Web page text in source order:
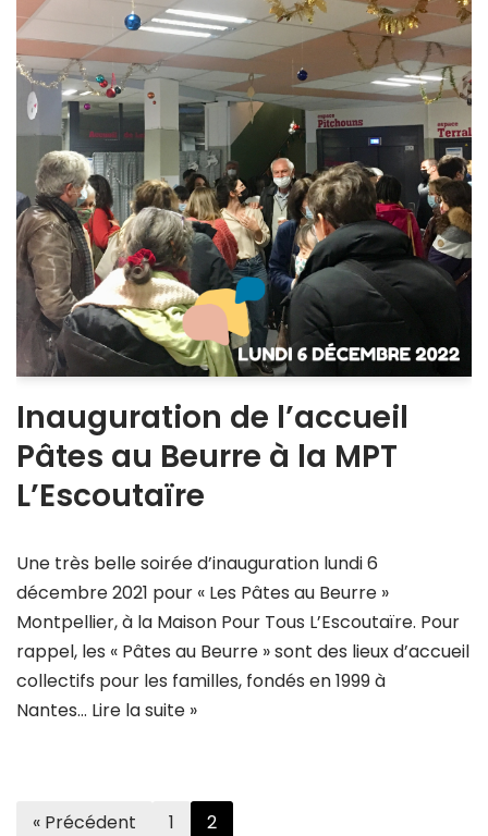
Inauguration de l’accueil
Pâtes au Beurre à la MPT
L’Escoutaïre
Une très belle soirée d’inauguration lundi 6
décembre 2021 pour « Les Pâtes au Beurre »
Montpellier, à la Maison Pour Tous L’Escoutaïre. Pour
rappel, les « Pâtes au Beurre » sont des lieux d’accueil
collectifs pour les familles, fondés en 1999 à
Nantes… Lire la suite »
« Précédent 1 2